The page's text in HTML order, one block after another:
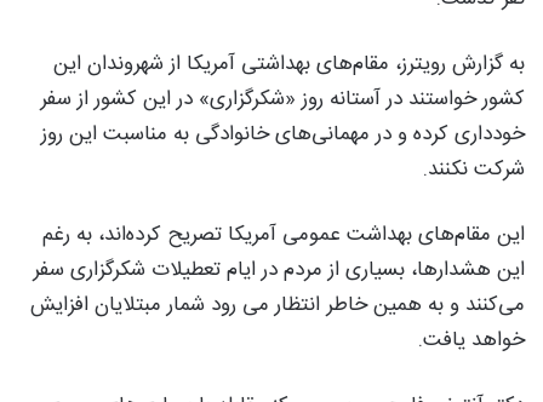
به گزارش رویترز، مقام‌های بهداشتی آمریکا از شهروندان این
کشور خواستند در آستانه روز «شکرگزاری» در این کشور از سفر
خودداری کرده و در مهمانی‌های خانوادگی به مناسبت این روز
شرکت نکنند.
این مقام‌های بهداشت عمومی آمریکا تصریح کرده‌اند، به رغم
این هشدارها، بسیاری از مردم در ایام تعطیلات شکرگزاری سفر
می‌کنند و به همین خاطر انتظار می رود شمار مبتلایان افزایش
خواهد یافت.